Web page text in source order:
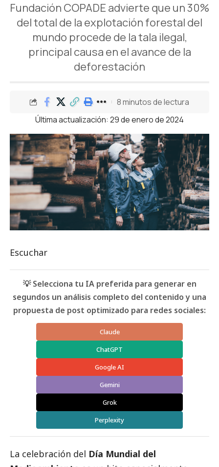
Fundación COPADE advierte que un 30%
del total de la explotación forestal del
mundo procede de la tala ilegal,
principal causa en el avance de la
deforestación
Última actualización: 29 de enero de 2024
8 minutos de lectura
Escuchar
💡 Selecciona tu IA preferida para generar en
segundos un análisis completo del contenido y una
propuesta de post optimizado para redes sociales:
Claude
ChatGPT
Google AI
Gemini
Grok
Perplexity
La celebración del Día Mundial del